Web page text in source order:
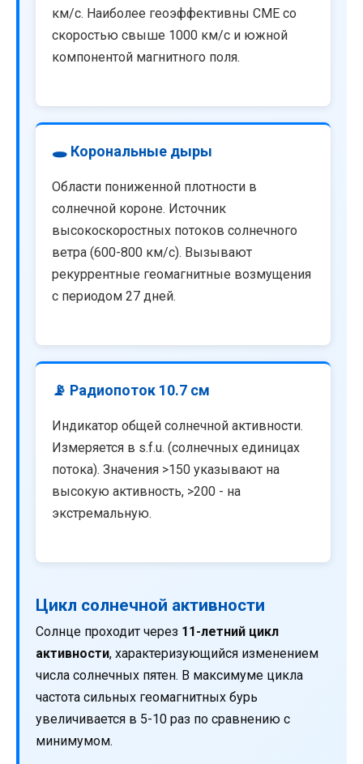
км/с. Наиболее геоэффективны CME со
скоростью свыше 1000 км/с и южной
компонентой магнитного поля.
🕳️ Корональные дыры
Области пониженной плотности в
солнечной короне. Источник
высокоскоростных потоков солнечного
ветра (600-800 км/с). Вызывают
рекуррентные геомагнитные возмущения
с периодом 27 дней.
📡 Радиопоток 10.7 см
Индикатор общей солнечной активности.
Измеряется в s.f.u. (солнечных единицах
потока). Значения >150 указывают на
высокую активность, >200 - на
экстремальную.
Цикл солнечной активности
Солнце проходит через 11-летний цикл
активности, характеризующийся изменением
числа солнечных пятен. В максимуме цикла
частота сильных геомагнитных бурь
увеличивается в 5-10 раз по сравнению с
минимумом.